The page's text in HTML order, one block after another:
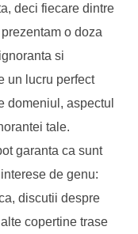
deci fiecare dintre
o doza
si
un lucru perfect
domeniul, aspectul
tale.
garanta ca sunt
de genu:
discutii despre
copertine trase